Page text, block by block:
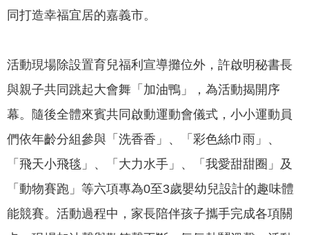
權
資
料
開
放
宣
告
同打造幸福宜居的嘉義市。
活動現場除設置育兒福利宣導攤位外，許啟明秘書長
與親子共同跳起大會舞「加油鴨」，為活動揭開序
幕。隨後全體來賓共同啟動運動會儀式，小小運動員
們依年齡分組參與「洗香香」、「彩色絲巾雨」、
「飛天小飛毯」、「大力水手」、「我愛甜甜圈」及
「動物賽跑」等六項專為0至3歲嬰幼兒設計的趣味體
能競賽。活動過程中，家長陪伴孩子攜手完成各項關